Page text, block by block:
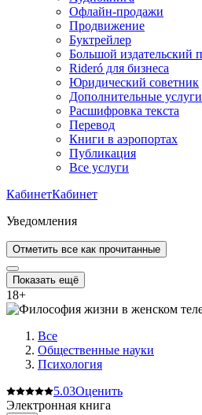
Офлайн-продажи
Продвижение
Буктрейлер
Большой издательский
Rideró для бизнеса
Юридический советник
Дополнительные услуги
Расшифровка текста
Перевод
Книги в аэропортах
Публикация
Все услуги
КабинетКабинет
Уведомления
Отметить все как прочитанные
Показать ещё
18+
Все
Общественные науки
Психология
5.03Оценить
Электронная книга